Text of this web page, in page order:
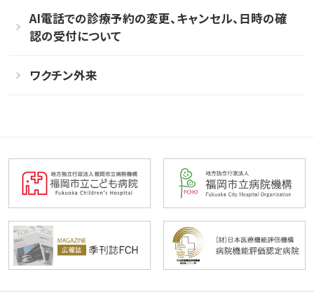
AI電話での診療予約の変更、キャンセル、日時の確
認の受付について
ワクチン外来